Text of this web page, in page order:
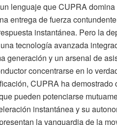
lenguaje que CUPRA
entrega de fuerza
instantánea. Pero la
tecnología avanzada
generación y un arsenal de
concentrarse en lo
CUPRA ha
pueden potenciarse
instantánea y su
la vanguardia de la